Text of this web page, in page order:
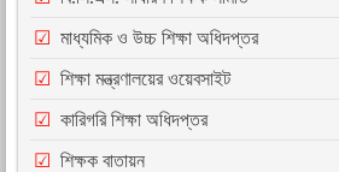
মাধ্যমিক ও উচ্চ শিক্ষা অধিদপ্তর
শিক্ষা মন্ত্রণালয়ের ওয়েবসাইট
কারিগরি শিক্ষা অধিদপ্তর
শিক্ষক বাতায়ন